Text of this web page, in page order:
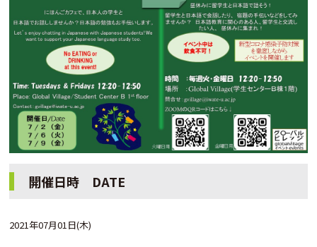
開催日時 DATE
2021年07月01日(木)